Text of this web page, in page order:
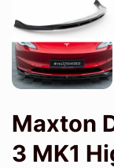
Maxton
3 MK1